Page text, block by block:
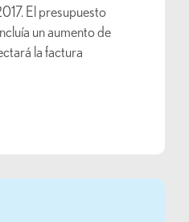
El presupuesto
un aumento de
la factura